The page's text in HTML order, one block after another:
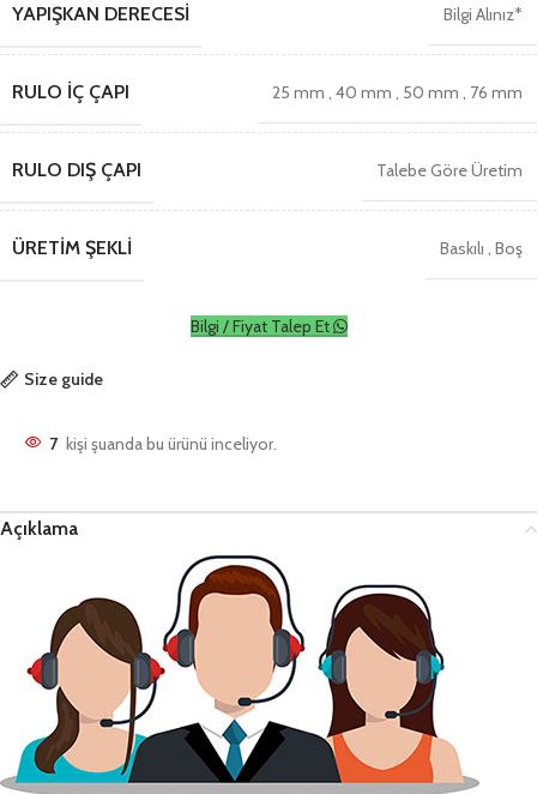
YAPIŞKAN DERECESI Bilgi Alınız*
RULO İÇ ÇAPI 25 mm 40 mm 50 mm 76 mm
RULO DIŞ ÇAPI Talebe Göre Üretim
ÜRETIM ŞEKLI Baskılı Boş
Bilgi / Fiyat Talep Et
Size guide
7 kişi şuanda bu ürünü inceliyor.
Açıklama